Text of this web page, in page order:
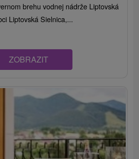
brehu vodnej nádrže Liptovská
Liptovská Sielnica,...
ZOBRAZIT